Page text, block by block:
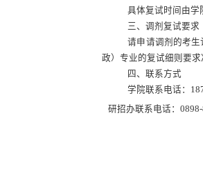
具体复试时间由学
三、调剂复试要求
请申请调剂的考
政）专业的复试细则要求
四、联系方式
学院联系电话：
研招办联系电话：